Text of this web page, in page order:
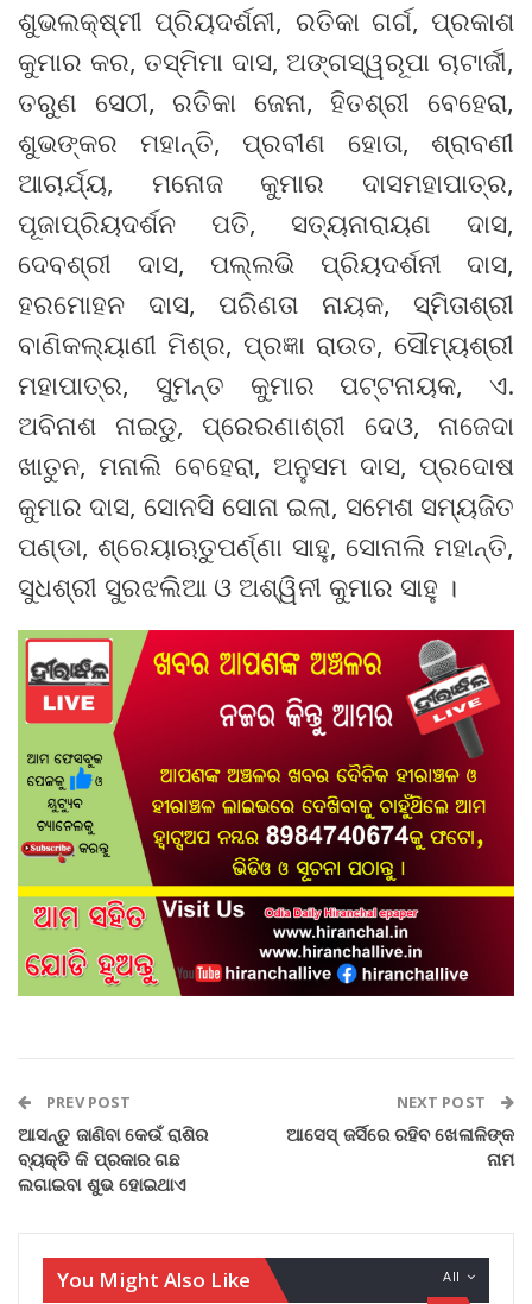
ଶୁଭଲକ୍ଷ୍ମୀ ପ୍ରିୟଦର୍ଶନୀ, ରତିକା ଗର୍ଗ, ପ୍ରକାଶ
କୁମାର କର, ତସ୍ମିମା ଦାସ, ଅଙ୍ଗସ୍ୱରୂପା ଚାଟାର୍ଜୀ,
ତରୁଣ ସେଠୀ, ରତିକା ଜେନା, ହିତଶ୍ରୀ ବେହେରା,
ଶୁଭଙ୍କର ମହାନ୍ତି, ପ୍ରବୀଣ ହୋତା, ଶ୍ରାବଣୀ
ଆଚାର୍ଯ୍ୟ, ମନୋଜ କୁମାର ଦାସମହାପାତ୍ର,
ପୂଜାପ୍ରିୟଦର୍ଶନ ପତି, ସତ୍ୟନାରାୟଣ ଦାସ,
ଦେବଶ୍ରୀ ଦାସ, ପଲ୍ଲଭି ପ୍ରିୟଦର୍ଶନୀ ଦାସ,
ହରମୋହନ ଦାସ, ପରିଣତା ନାୟକ, ସ୍ମିତାଶ୍ରୀ
ବାଣିକଲ୍ୟାଣୀ ମିଶ୍ର, ପ୍ରଜ୍ଞା ରାଉତ, ସୌମ୍ୟଶ୍ରୀ
ମହାପାତ୍ର, ସୁମନ୍ତ କୁମାର ପଟ୍ଟନାୟକ, ଏ.
ଅବିନାଶ ନାଇଡୁ, ପ୍ରେରଣାଶ୍ରୀ ଦେଓ, ନାଜେଦା
ଖାତୁନ, ମନାଲି ବେହେରା, ଅନୁସମ ଦାସ, ପ୍ରଦୋଷ
କୁମାର ଦାସ, ସୋନସି ସୋନା ଇଲା, ସମେଶ ସମ୍ୟଜିତ
ପଣ୍ଡା, ଶ୍ରେୟାଋତୁପର୍ଣ୍ଣା ସାହୁ, ସୋନାଲି ମହାନ୍ତି,
ସୁଧଶ୍ରୀ ସୁରଝଲିଆ ଓ ଅଶ୍ୱିନୀ କୁମାର ସାହୁ ।
PREV POST
ଆସନ୍ତୁ ଜାଣିବା କେଉଁ ରାଶିର
ବ୍ୟକ୍ତି କି ପ୍ରକାର ଗଛ
ଲଗାଇବା ଶୁଭ ହୋଇଥାଏ
NEXT POST
ଆସେସ୍ ଜର୍ସିରେ ରହିବ ଖେଳାଳିଙ୍କ
ନାମ
All
You Might Also Like